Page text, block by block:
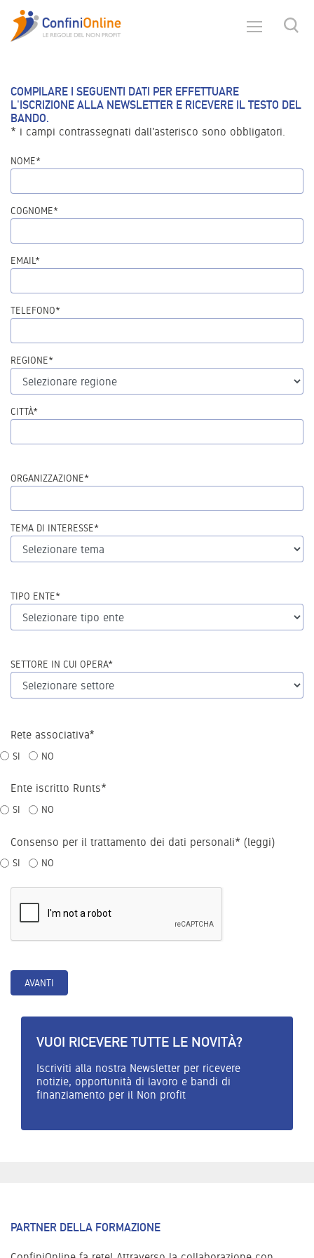
COMPILARE I SEGUENTI DATI PER EFFETTUARE
L'ISCRIZIONE ALLA NEWSLETTER E RICEVERE IL TESTO DEL
BANDO.
* i campi contrassegnati dall'asterisco sono obbligatori.
NOME*
COGNOME*
EMAIL*
TELEFONO*
REGIONE*
CITTÀ*
ORGANIZZAZIONE*
TEMA DI INTERESSE*
TIPO ENTE*
SETTORE IN CUI OPERA*
Rete associativa*
SI NO
Ente iscritto Runts*
SI NO
Consenso per il trattamento dei dati personali* (leggi)
SI NO
VUOI RICEVERE TUTTE LE NOVITÀ?
Iscriviti alla nostra Newsletter per ricevere
notizie, opportunità di lavoro e bandi di
finanziamento per il Non profit
PARTNER DELLA FORMAZIONE